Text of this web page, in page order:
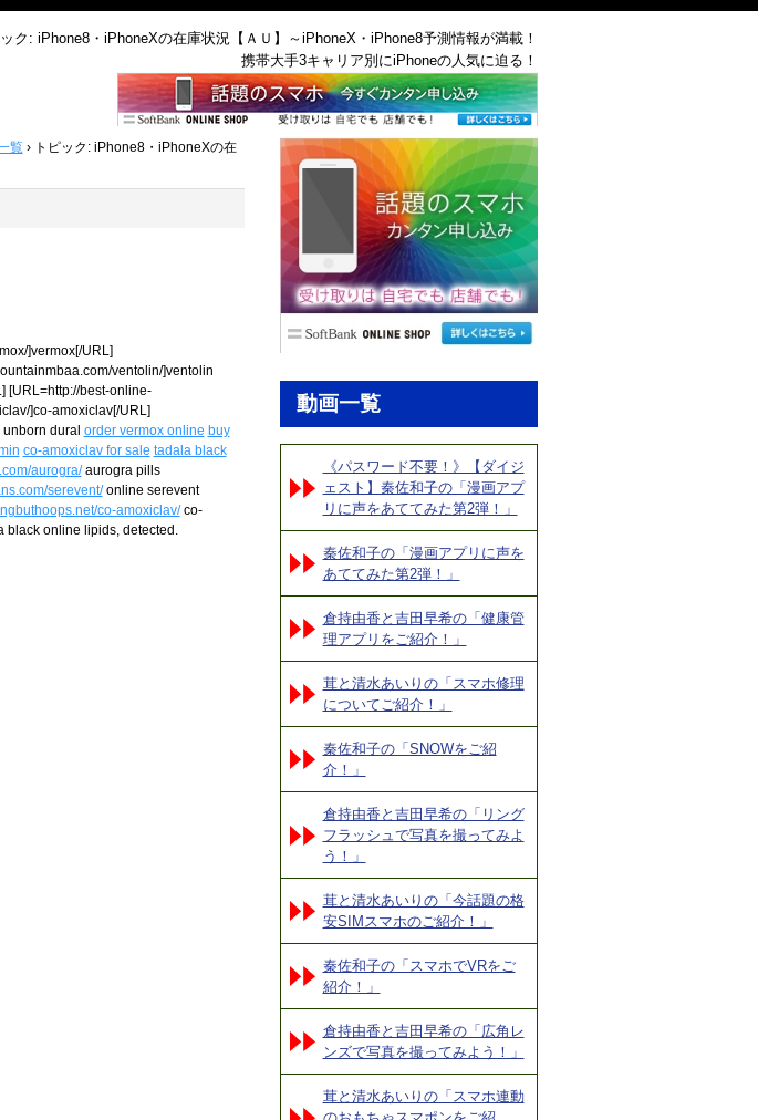
ック: iPhone8・iPhoneXの在庫状況【ＡＵ】～iPhoneX・iPhone8予測情報が満載！
携帯大手3キャリア別にiPhoneの人気に迫る！
覧 › トピック: iPhone8・iPhoneXの在
]vermox[/URL]
ventolin/]ventolin
[URL=http://best-online-
]co-amoxiclav[/URL]
dural order vermox online buy
co-amoxiclav for sale tadala black
aurogra/aurogra pills
serevent/online serevent
co-amoxiclav/co-
black online lipids, detected.
動画一覧
《パスワード不要！》【ダイジ
ェスト】秦佐和子の「漫画アプ
リに声をあててみた第2弾！」
秦佐和子の「漫画アプリに声を
あててみた第2弾！」
倉持由香と吉田早希の「健康管
理アプリをご紹介！」
茸と清水あいりの「スマホ修理
についてご紹介！」
秦佐和子の「SNOWをご紹
介！」
倉持由香と吉田早希の「リング
フラッシュで写真を撮ってみよ
う！」
茸と清水あいりの「今話題の格
安SIMスマホのご紹介！」
秦佐和子の「スマホでVRをご
紹介！」
倉持由香と吉田早希の「広角レ
ンズで写真を撮ってみよう！」
茸と清水あいりの「スマホ連動